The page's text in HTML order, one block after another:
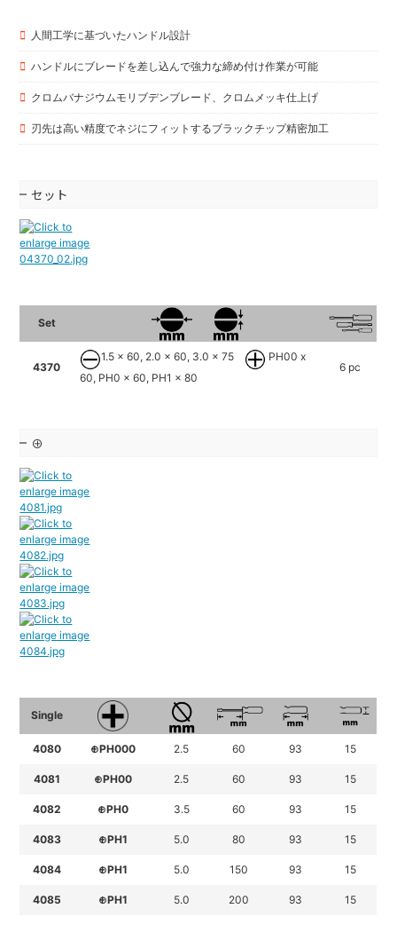
人間工学に基づいたハンドル設計
ハンドルにブレードを差し込んで強力な締め付け作業が可能
クロムバナジウムモリブデンブレード、クロムメッキ仕上げ
刃先は高い精度でネジにフィットするブラックチップ精密加工
セット
Set
4370
1.5 x 60, 2.0 x 60, 3.0 x 75
PH00 x
60, PH0 x 60, PH1 x 80
6 pc
⊕
Single
4080 ⊕PH000 2.5 60 93 15
4081 ⊕PH00 2.5 60 93 15
4082 ⊕PH0 3.5 60 93 15
4083 ⊕PH1 5.0 80 93 15
4084 ⊕PH1 5.0 150 93 15
4085 ⊕PH1 5.0 200 93 15